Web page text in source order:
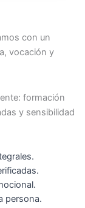
con un
vocación y
formación
y sensibilidad
persona.